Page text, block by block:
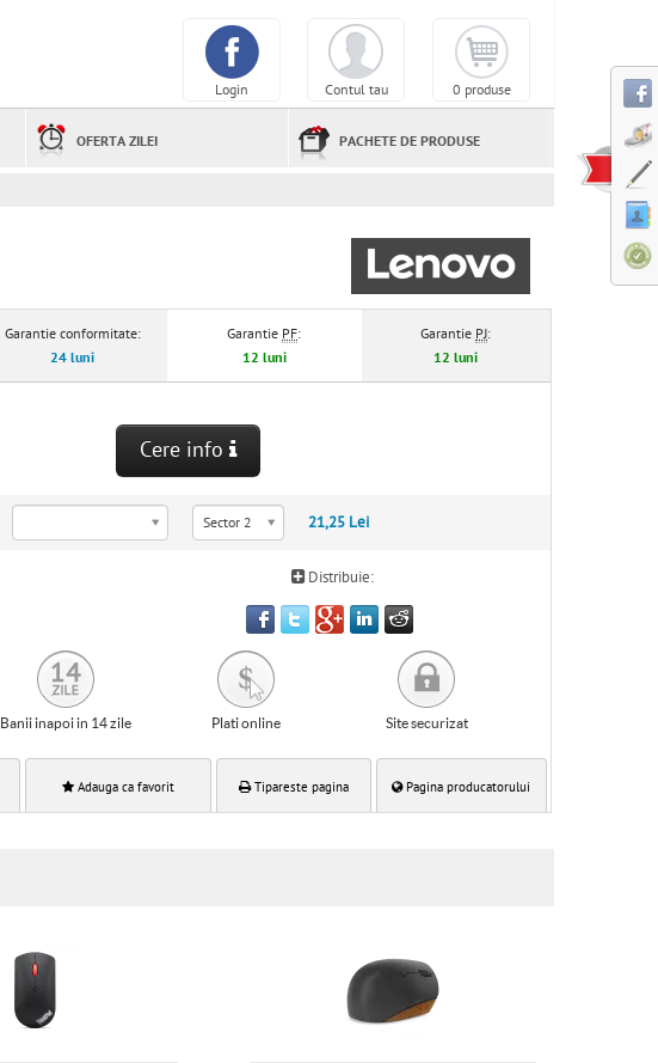
0 produse
Contul tau
Login
OFERTA ZILEI PACHETE DE PRODUSE
Garantie conformitate:
24 luni
Garantie PF:
12 luni
Garantie PJ:
12 luni
Cere info
Sector 2 21,25 Lei
Distribuie:
Banii inapoi in 14 zile Plati online Site securizat
Adauga ca favorit Tipareste pagina Pagina producatorului